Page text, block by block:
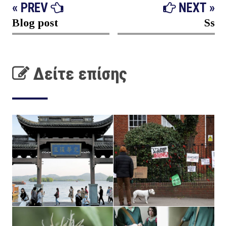
« PREV
Blog post
NEXT »
Ss
Δείτε επίσης